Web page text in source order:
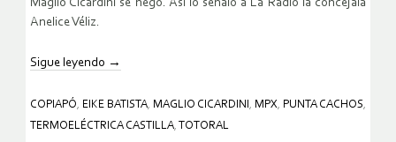
Maglio Cicardini se negó. Así lo señaló a La Radio la concejala
Anelice Véliz.
Sigue leyendo →
COPIAPÓ, EIKE BATISTA, MAGLIO CICARDINI , MPX, PUNTA CACHOS,
TERMOELÉCTRICA CASTILLA, TOTORAL